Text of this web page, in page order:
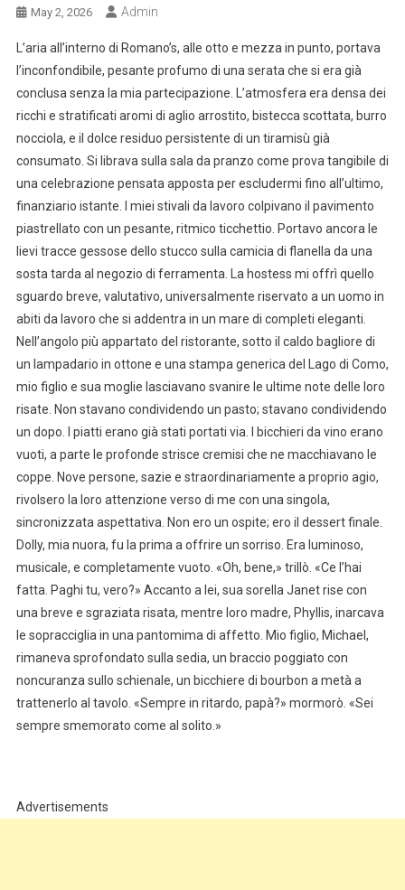
May 2, 2026 Admin
L’aria all’interno di Romano’s, alle otto e mezza in punto, portava
l’inconfondibile, pesante profumo di una serata che si era già
conclusa senza la mia partecipazione. L’atmosfera era densa dei
ricchi e stratificati aromi di aglio arrostito, bistecca scottata, burro
nocciola, e il dolce residuo persistente di un tiramisù già
consumato. Si librava sulla sala da pranzo come prova tangibile di
una celebrazione pensata apposta per escludermi fino all’ultimo,
finanziario istante. I miei stivali da lavoro colpivano il pavimento
piastrellato con un pesante, ritmico ticchettio. Portavo ancora le
lievi tracce gessose dello stucco sulla camicia di flanella da una
sosta tarda al negozio di ferramenta. La hostess mi offrì quello
sguardo breve, valutativo, universalmente riservato a un uomo in
abiti da lavoro che si addentra in un mare di completi eleganti.
Nell’angolo più appartato del ristorante, sotto il caldo bagliore di
un lampadario in ottone e una stampa generica del Lago di Como,
mio figlio e sua moglie lasciavano svanire le ultime note delle loro
risate. Non stavano condividendo un pasto; stavano condividendo
un dopo. I piatti erano già stati portati via. I bicchieri da vino erano
vuoti, a parte le profonde strisce cremisi che ne macchiavano le
coppe. Nove persone, sazie e straordinariamente a proprio agio,
rivolsero la loro attenzione verso di me con una singola,
sincronizzata aspettativa. Non ero un ospite; ero il dessert finale.
Dolly, mia nuora, fu la prima a offrire un sorriso. Era luminoso,
musicale, e completamente vuoto. «Oh, bene,» trillò. «Ce l’hai
fatta. Paghi tu, vero?» Accanto a lei, sua sorella Janet rise con
una breve e sgraziata risata, mentre loro madre, Phyllis, inarcava
le sopracciglia in una pantomima di affetto. Mio figlio, Michael,
rimaneva sprofondato sulla sedia, un braccio poggiato con
noncuranza sullo schienale, un bicchiere di bourbon a metà a
trattenerlo al tavolo. «Sempre in ritardo, papà?» mormorò. «Sei
sempre smemorato come al solito.»
Advertisements